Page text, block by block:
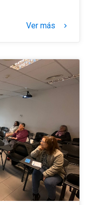
Ver más keyboard_arrow_right